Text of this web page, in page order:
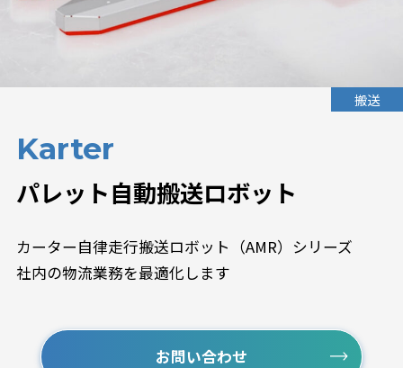
Karter
パレット自動搬送ロボット
搬送
カーター自律走行搬送ロボット（AMR）シリーズ
社内の物流業務を最適化します
お問い合わせ